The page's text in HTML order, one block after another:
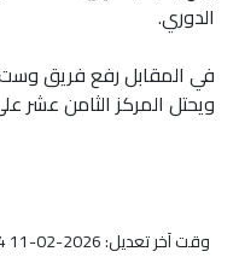
الدوري.
ويحتل المركز الثامن عشر
وقت آخر تعديل: 2026-02-11 13:54:54